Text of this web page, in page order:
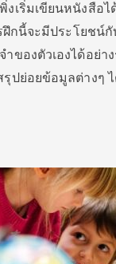
งเริ่มเขียนหนังสือ
ฝึกนี้จะมีประโยชน์
ของตัวเองได้อย่า
ปย่อยข้อมูลต่างๆ